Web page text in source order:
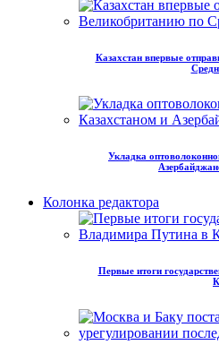
Казахстан впервые
Укладка
Колонка редактора
Первые итоги